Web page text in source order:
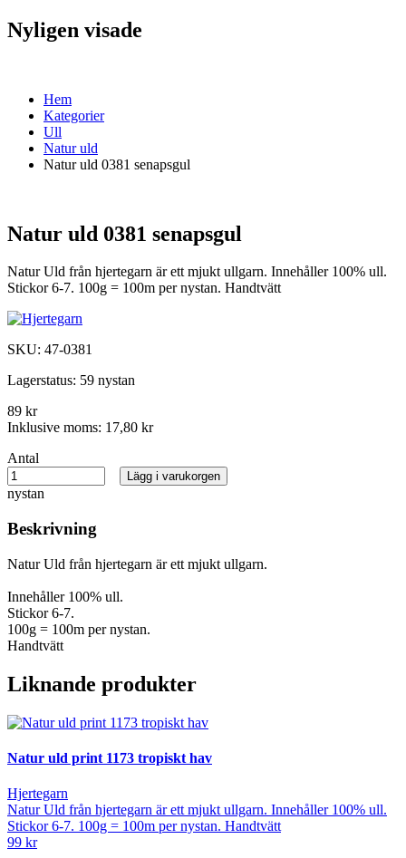
Nyligen visade
Hem
Kategorier
Ull
Natur uld
Natur uld 0381 senapsgul
Natur uld 0381 senapsgul
Natur Uld från hjertegarn är ett mjukt ullgarn. Innehåller 100% ull.
Stickor 6-7. 100g = 100m per nystan. Handtvätt
SKU: 47-0381
Lagerstatus: 59 nystan
89 kr
Inklusive moms: 17,80 kr
Antal
nystan
Lägg i varukorgen
Beskrivning
Natur Uld från hjertegarn är ett mjukt ullgarn.
Innehåller 100% ull.
Stickor 6-7.
100g = 100m per nystan.
Handtvätt
Liknande produkter
Natur uld print 1173 tropiskt hav
Hjertegarn
Natur Uld från hjertegarn är ett mjukt ullgarn. Innehåller 100% ull.
Stickor 6-7. 100g = 100m per nystan. Handtvätt
99 kr